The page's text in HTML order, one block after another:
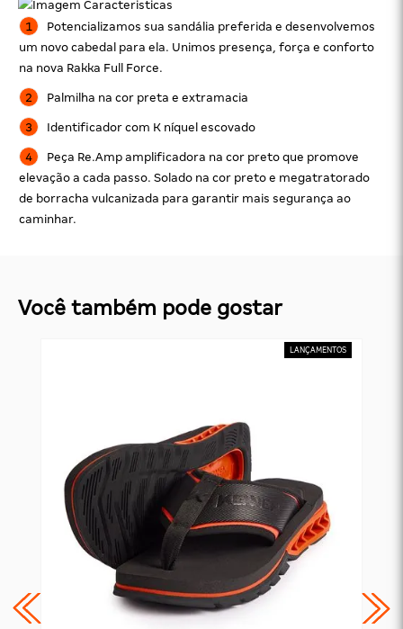
Potencializamos sua sandália preferida e desenvolvemos
um novo cabedal para ela. Unimos presença, força e conforto
na nova Rakka Full Force.
Palmilha na cor preta e extramacia
Identificador com K níquel escovado
Peça Re.Amp amplificadora na cor preto que promove
elevação a cada passo. Solado na cor preto e megatratorado
de borracha vulcanizada para garantir mais segurança ao
caminhar.
Você também pode gostar